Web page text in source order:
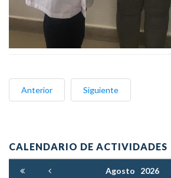
Anterior Siguiente
CALENDARIO DE ACTIVIDADES
Agosto 2026